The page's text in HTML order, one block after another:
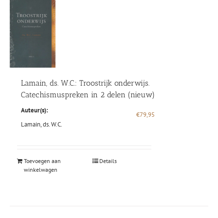
Lamain, ds. W.C.: Troostrijk onderwijs.
Catechismuspreken in 2 delen (nieuw)
Auteur(s):
Lamain, ds. W.C.
€79,95
Toevoegen aan
winkelwagen
Details